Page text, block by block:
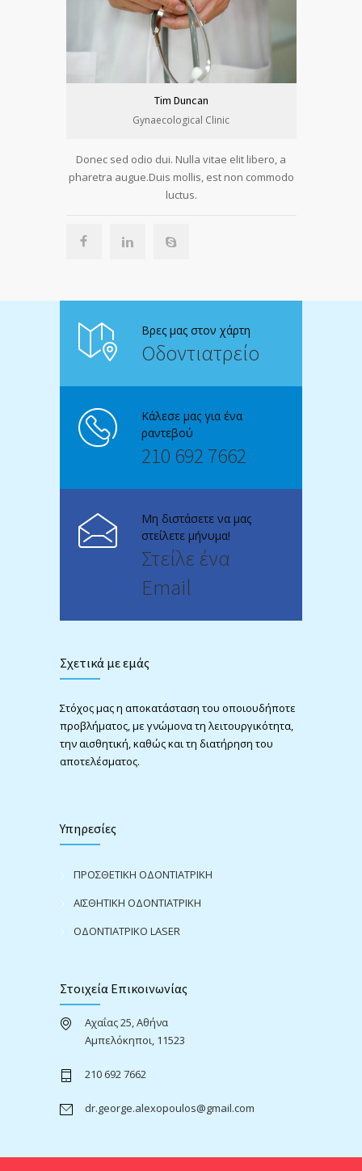
Tim Duncan
Gynaecological Clinic
Donec sed odio dui. Nulla vitae elit libero, a
pharetra augue.Duis mollis, est non commodo
luctus.
Βρες μας στον χάρτη
Οδοντιατρείο
Κάλεσε μας για ένα
ραντεβού
210 692 7662
Μη διστάσετε να μας
στείλετε μήνυμα!
Στείλε ένα
Email
Σχετικά με εμάς
Στόχος μας η αποκατάσταση του οποιουδήποτε
προβλήματος, με γνώμονα τη λειτουργικότητα,
την αισθητική, καθώς και τη διατήρηση του
αποτελέσματος.
Υπηρεσίες
ΠΡΟΣΘΕΤΙΚΗ ΟΔΟΝΤΙΑΤΡΙΚΗ
ΑΙΣΘΗΤΙΚΗ ΟΔΟΝΤΙΑΤΡΙΚΗ
ΟΔΟΝΤΙΑΤΡΙΚΟ LASER
Στοιχεία Επικοινωνίας
Αχαΐας 25, Αθήνα
Αμπελόκηποι, 11523
210 692 7662
dr.george.alexopoulos@gmail.com